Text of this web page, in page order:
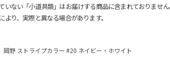
ない「小道具類」はお届けする商品に含まれておりません
り、実際と異なる場合があります。
岡野 ストライプカラー #20 ネイビー・ホワイト